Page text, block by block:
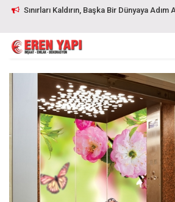
Sınırları Kaldırın, Başka Bir Dünyaya Adım